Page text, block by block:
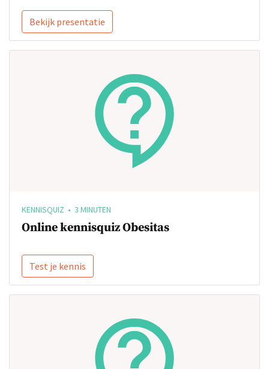
Bekijk presentatie
KENNISQUIZ • 3 MINUTEN
Online kennisquiz Obesitas
Test je kennis